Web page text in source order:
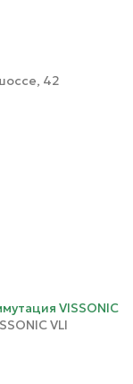
42
VISSONIC
VLI